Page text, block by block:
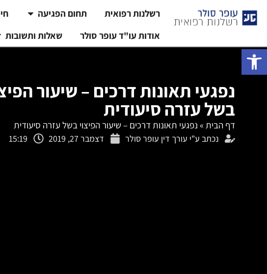
פתח סרגל נגישות
רשלנות רפואית תחום הפגיעה
אודות עו"ד עופר סולר
שאלות ותשובות
נפגעי תאונות דרכים – שיעור
בשל עזרה סיעודית
דף הבית » נפגעי תאונות דרכים – שיעור הפיצוי בשל עזרה סיעודית
נכתב ע"י עורך דין עופר סולר דצמבר 27, 2019 15:19